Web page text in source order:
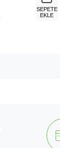
SEPETE
EKLE